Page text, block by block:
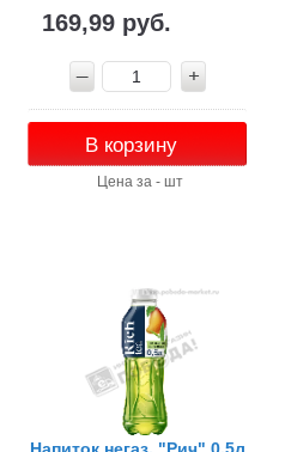
169,99 руб.
В корзину
Цена за - шт